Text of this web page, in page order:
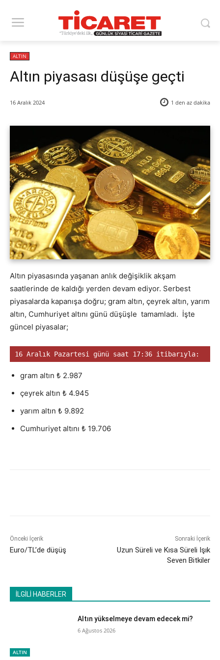
ALTIN
Altın piyasası düşüşe geçti
16 Aralık 2024 1 den az dakika
Altın piyasasında yaşanan anlık değişiklik akşam
saatlerinde de kaldığı yerden devam ediyor. Serbest
piyasalarda kapanışa doğru; gram altın, çeyrek altın, yarım
altın, Cumhuriyet altını günü düşüşle tamamladı. İşte
güncel piyasalar;
16 Aralık Pazartesi günü saat 17:36 itibarıyla:
gram altın ₺ 2.987
çeyrek altın ₺ 4.945
yarım altın ₺ 9.892
Cumhuriyet altını ₺ 19.706
Önceki İçerik
Euro/TL’de düşüş
Sonraki İçerik
Uzun Süreli ve Kısa Süreli Işık
Seven Bitkiler
İLGİLİ HABERLER
ALTIN
Altın yükselmeye devam edecek mi?
6 Ağustos 2026